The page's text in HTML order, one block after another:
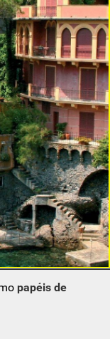
papéis de